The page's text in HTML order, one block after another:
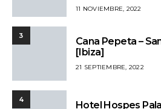
11 NOVIEMBRE, 2022
3
Cana Pepeta –
[Ibiza]
21 SEPTIEMBRE, 2022
4
Hotel Hospes